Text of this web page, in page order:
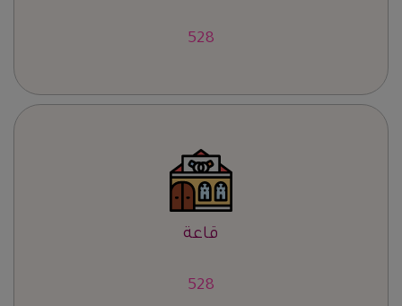
652
قاعة
654